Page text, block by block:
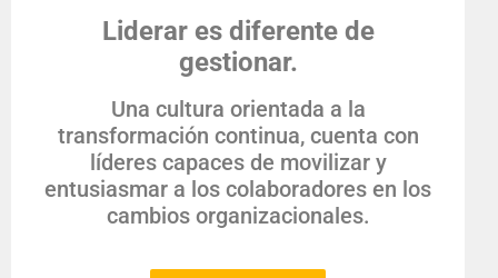
Liderar es diferente de
gestionar.
Una cultura orientada a la
transformación continua, cuenta con
líderes capaces de movilizar y
entusiasmar a los colaboradores en los
cambios organizacionales.